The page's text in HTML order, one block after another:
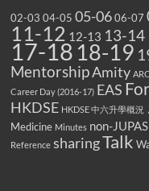
02-03 04-05 05-06 06-07
11-12 12-13 13-14
17-18 18-19
MentorshipAmity
Career Day (2016-17) EAS
HKDSE HKDSE 中六升學概況
Medicine Minutes non-JUPAS
Reference sharingTalk